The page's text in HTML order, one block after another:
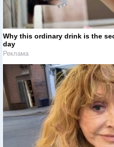
Why this ordinary drink is the
day
Реклама